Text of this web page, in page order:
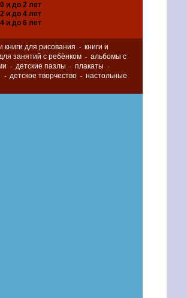
и до 2 лет
и до 4 лет
и до 6 лет
книги для рисования - книги и
занятий с ребёнком - альбомы с
- детские пазлы - плакаты -
- детское творчество - настольные